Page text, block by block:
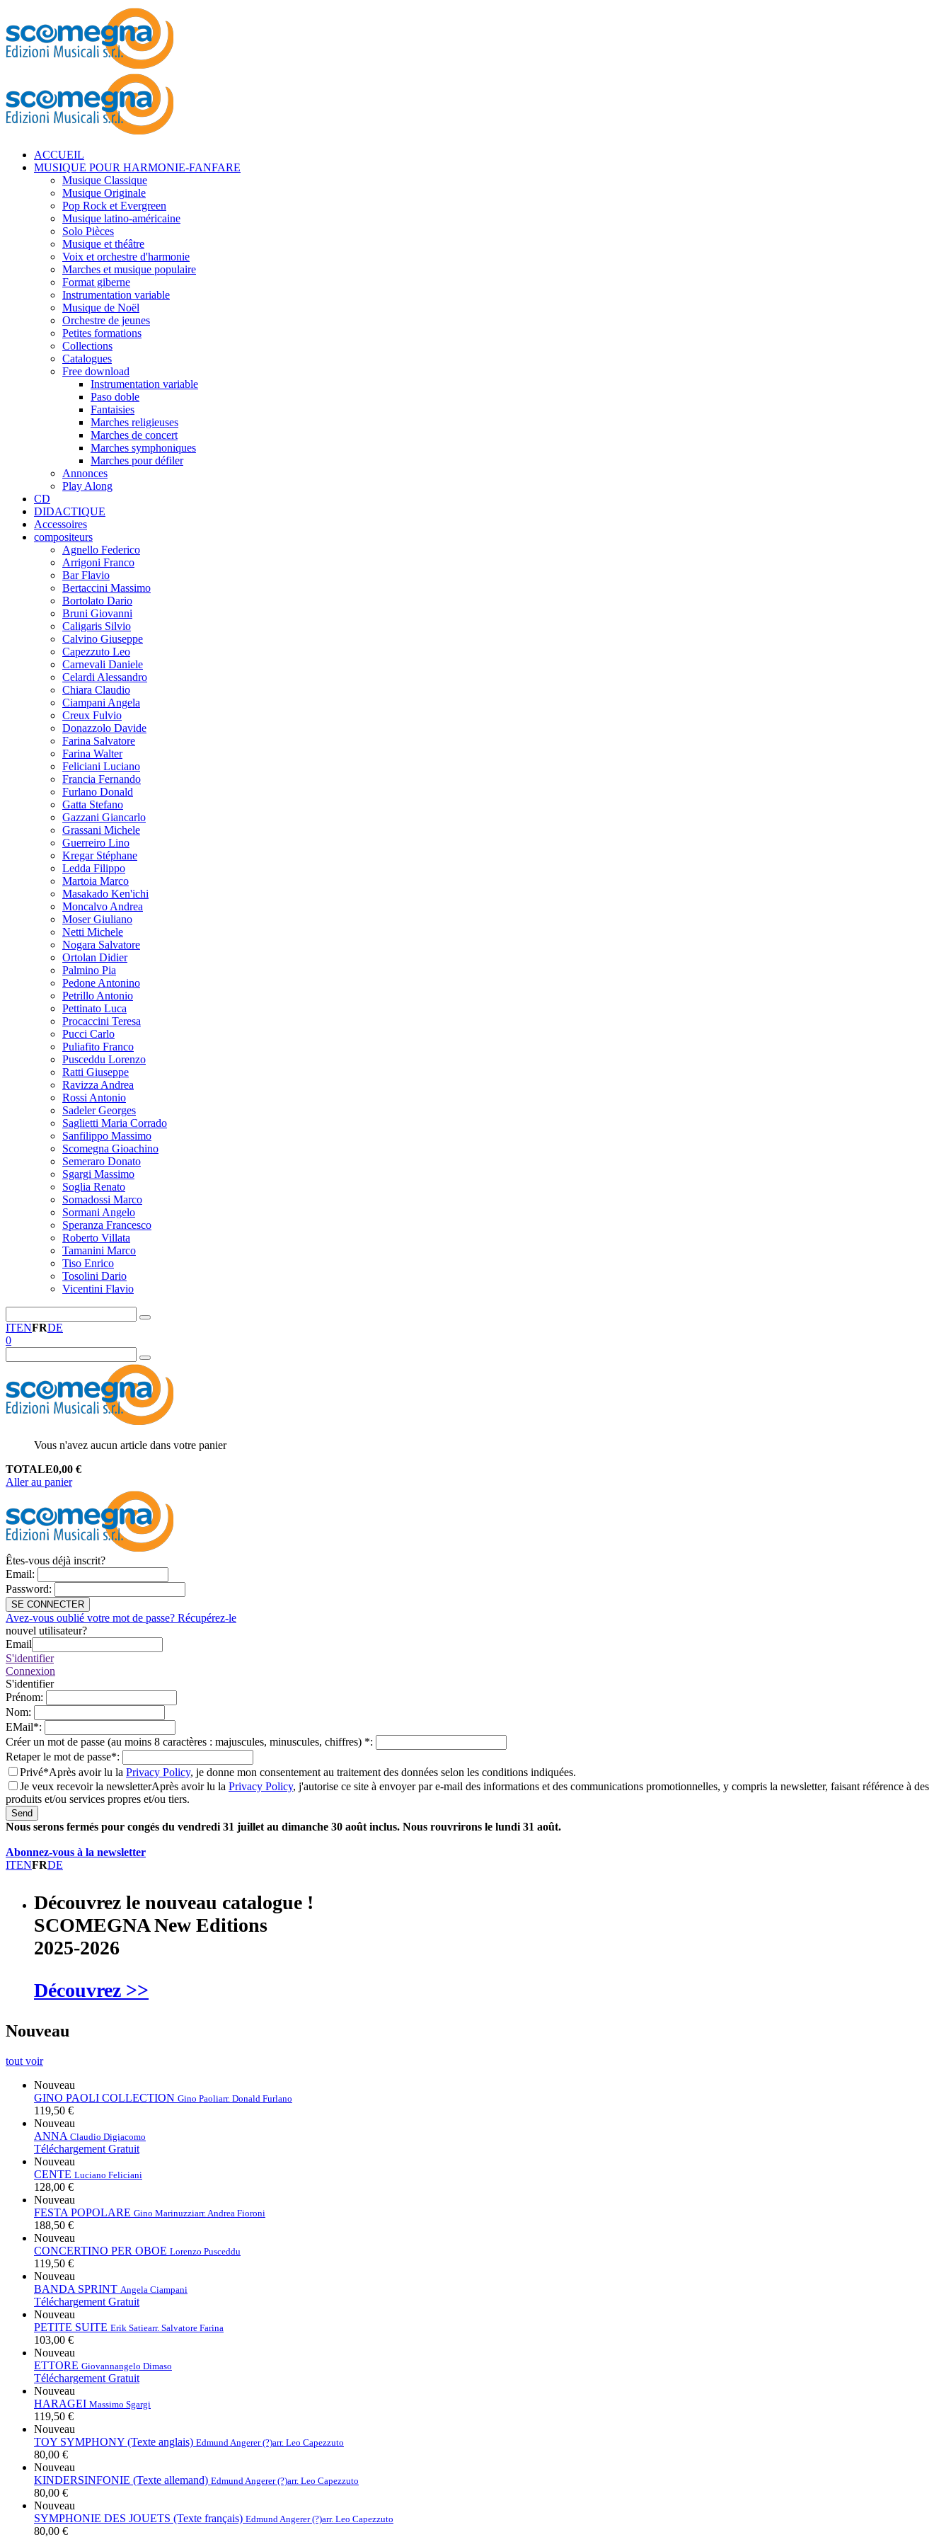
ACCUEIL
MUSIQUE POUR HARMONIE-FANFARE
Musique Classique
Musique Originale
Pop Rock et Evergreen
Musique latino-américaine
Solo Pièces
Musique et théâtre
Voix et orchestre d'harmonie
Marches et musique populaire
Format giberne
Instrumentation variable
Musique de Noël
Orchestre de jeunes
Petites formations
Collections
Catalogues
Free download
Instrumentation variable
Paso doble
Fantaisies
Marches religieuses
Marches de concert
Marches symphoniques
Marches pour défiler
Annonces
Play Along
CD
DIDACTIQUE
Accessoires
compositeurs
Agnello Federico
Arrigoni Franco
Bar Flavio
Bertaccini Massimo
Bortolato Dario
Bruni Giovanni
Caligaris Silvio
Calvino Giuseppe
Capezzuto Leo
Carnevali Daniele
Celardi Alessandro
Chiara Claudio
Ciampani Angela
Creux Fulvio
Donazzolo Davide
Farina Salvatore
Farina Walter
Feliciani Luciano
Francia Fernando
Furlano Donald
Gatta Stefano
Gazzani Giancarlo
Grassani Michele
Guerreiro Lino
Kregar Stéphane
Ledda Filippo
Martoia Marco
Masakado Ken'ichi
Moncalvo Andrea
Moser Giuliano
Netti Michele
Nogara Salvatore
Ortolan Didier
Palmino Pia
Pedone Antonino
Petrillo Antonio
Pettinato Luca
Procaccini Teresa
Pucci Carlo
Puliafito Franco
Pusceddu Lorenzo
Ratti Giuseppe
Ravizza Andrea
Rossi Antonio
Sadeler Georges
Saglietti Maria Corrado
Sanfilippo Massimo
Scomegna Gioachino
Semeraro Donato
Sgargi Massimo
Soglia Renato
Somadossi Marco
Sormani Angelo
Speranza Francesco
Roberto Villata
Tamanini Marco
Tiso Enrico
Tosolini Dario
Vicentini Flavio
ITENFRDE
0
Vous n'avez aucun article dans votre panier
TOTALE0,00 €
Aller au panier
Êtes-vous déjà inscrit?
Email:
Password:
SE CONNECTER
Avez-vous oublié votre mot de passe? Récupérez-le
nouvel utilisateur?
Email
S'identifier
Connexion
S'identifier
Prénom:
Nom:
EMail*:
Créer un mot de passe (au moins 8 caractères : majuscules, minuscules, chiffres) *:
Retaper le mot de passe*:
Privé*Après avoir lu la Privacy Policy, je donne mon consentement au traitement des données selon les conditions indiquées.
Je veux recevoir la newsletterAprès avoir lu la Privacy Policy, j'autorise ce site à envoyer par e-mail des informations et des communications promotionnelles, y compris la newsletter, faisant référence à des
produits et/ou services propres et/ou tiers.
Send
Nous serons fermés pour congés du vendredi 31 juillet au dimanche 30 août inclus. Nous rouvrirons le lundi 31 août.
Abonnez-vous à la newsletter
ITENFRDE
Découvrez le nouveau catalogue !
SCOMEGNA New Editions
2025-2026
Découvrez >>
Nouveau
tout voir
Nouveau
GINO PAOLI COLLECTION Gino Paoliarr. Donald Furlano
119,50 €
Nouveau
ANNA Claudio Digiacomo
Téléchargement Gratuit
Nouveau
CENTE Luciano Feliciani
128,00 €
Nouveau
FESTA POPOLARE Gino Marinuzziarr. Andrea Fioroni
188,50 €
Nouveau
CONCERTINO PER OBOE Lorenzo Pusceddu
119,50 €
Nouveau
BANDA SPRINT Angela Ciampani
Téléchargement Gratuit
Nouveau
PETITE SUITE Erik Satiearr. Salvatore Farina
103,00 €
Nouveau
ETTORE Giovannangelo Dimaso
Téléchargement Gratuit
Nouveau
HARAGEI Massimo Sgargi
119,50 €
Nouveau
TOY SYMPHONY (Texte anglais) Edmund Angerer (?)arr. Leo Capezzuto
80,00 €
Nouveau
KINDERSINFONIE (Texte allemand) Edmund Angerer (?)arr. Leo Capezzuto
80,00 €
Nouveau
SYMPHONIE DES JOUETS (Texte français) Edmund Angerer (?)arr. Leo Capezzuto
80,00 €